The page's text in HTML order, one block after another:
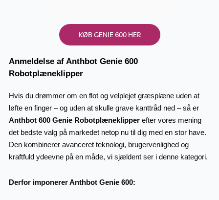
KØB GENIE 600 HER
Anmeldelse af Anthbot Genie 600
Robotplæneklipper
Hvis du drømmer om en flot og velplejet græsplæne uden at
løfte en finger – og uden at skulle grave kanttråd ned – så er
Anthbot 600 Genie Robotplæneklipperefter vores mening
det bedste valg på markedet netop nu til dig med en stor have.
Den kombinerer avanceret teknologi, brugervenlighed og
kraftfuld ydeevne på en måde, vi sjældent ser i denne kategori.
Derfor imponerer Anthbot Genie 600: